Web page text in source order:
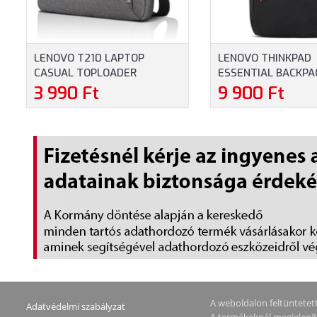
LENOVO T210 LAPTOP
CASUAL TOPLOADER
NOTEBOOKTÁSKA
(GX40Q17231) - MAXIMUM
NOTEBOOKOKHOZ - SZÜRKE
SZÍNBEN
3 990 Ft
LENOVO THINKPAD
ESSENTIAL
HÁTIZSÁK
MAXIMUM 16"
9 900 Ft
Adatvédelmi szabályzat
A weboldalon